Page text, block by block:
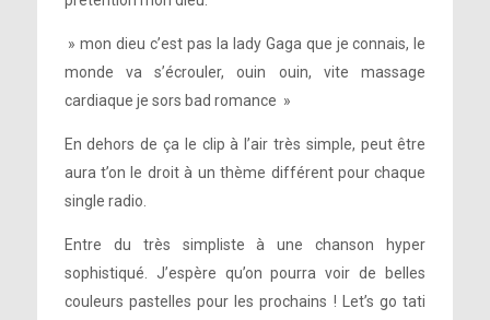
» mon dieu c’est pas la lady Gaga que je connais, le
monde va s’écrouler, ouin ouin, vite massage
cardiaque je sors bad romance »
En dehors de ça le clip à l’air très simple, peut être
aura t’on le droit à un thème différent pour chaque
single radio.
Entre du très simpliste à une chanson hyper
sophistiqué. J’espère qu’on pourra voir de belles
couleurs pastelles pour les prochains ! Let’s go tati